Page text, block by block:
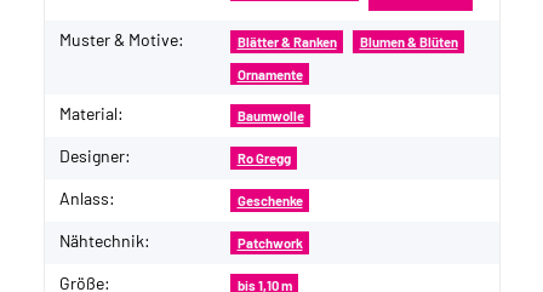
Muster & Motive: Blätter & Ranken Blumen & Blüten
Ornamente
Material: Baumwolle
Designer: Ro Gregg
Anlass: Geschenke
Nähtechnik: Patchwork
Größe: bis 1,10 m